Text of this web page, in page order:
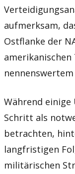
aufmerksam,
Ostflanke der
Während
Schritt als
betrachten,
langfristigen
militärischen